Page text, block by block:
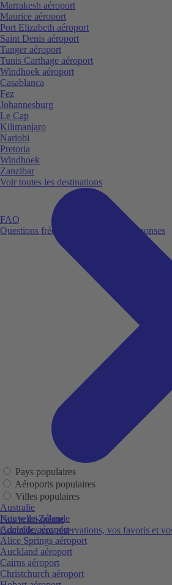
FAQ
Questions fréquemment posées et réponses
Fais le toi-même
Contrôlez vos réservations, vos favoris et
Marrakesh aéroport
Maurice aéroport
Port Elizabeth aéroport
Saint Denis aéroport
Tanger aéroport
Tunis Carthage aéroport
Windhoek aéroport
Casablanca
Fez
Johannesburg
Le Cap
Kilimanjaro
Nariobi
Pretoria
Windhoek
Zanzibar
Voir toutes les destinations
Pays populaires
Aéroports populaires
Villes populaires
Australie
Nouvelle-Zélande
Adelaide aéroport
Alice Springs aéroport
Auckland aéroport
Cairns aéroport
Christchurch aéroport